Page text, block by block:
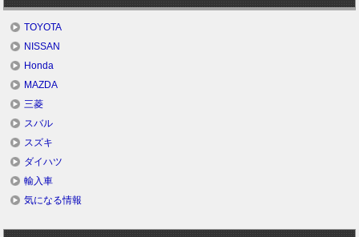
TOYOTA
NISSAN
Honda
MAZDA
三菱
スバル
スズキ
ダイハツ
輸入車
気になる情報